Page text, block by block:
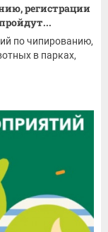
регистрации
по чипированию,
в парках,